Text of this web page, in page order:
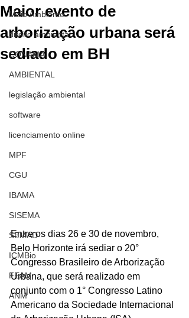
Meio Ambiente
direito ambiental
CONAMA
AMBIENTAL
legislação ambiental
software
licenciamento online
MPF
CGU
IBAMA
SISEMA
SEMAD
ICMBio
FEAM
ANM
Maior evento de
arborização urbana será
sediado em BH
Entre os dias 26 e 30 de novembro,
Belo Horizonte irá sediar o 20°
Congresso Brasileiro de Arborização
Urbana, que será realizado em
conjunto com o 1° Congresso Latino
Americano da Sociedade Internacional